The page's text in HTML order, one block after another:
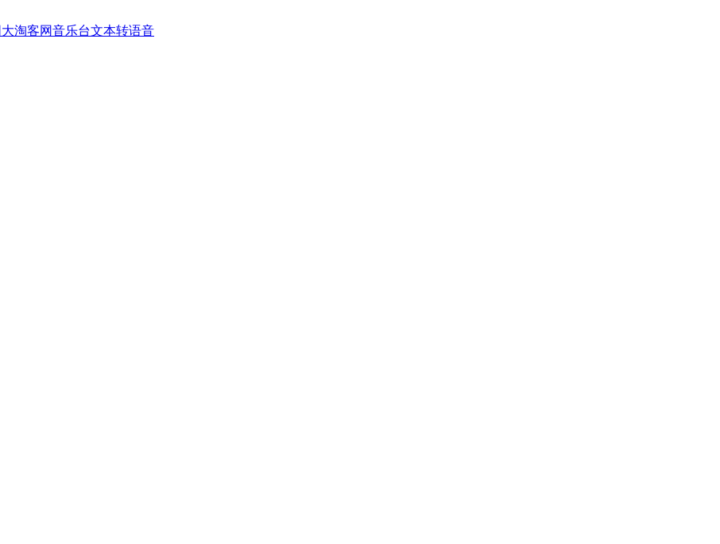
大淘客网音乐台文本转语音